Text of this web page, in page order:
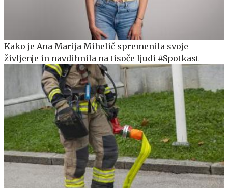
Kako je Ana Marija Mihelič spremenila svoje
življenje in navdihnila na tisoče ljudi #Spotkast